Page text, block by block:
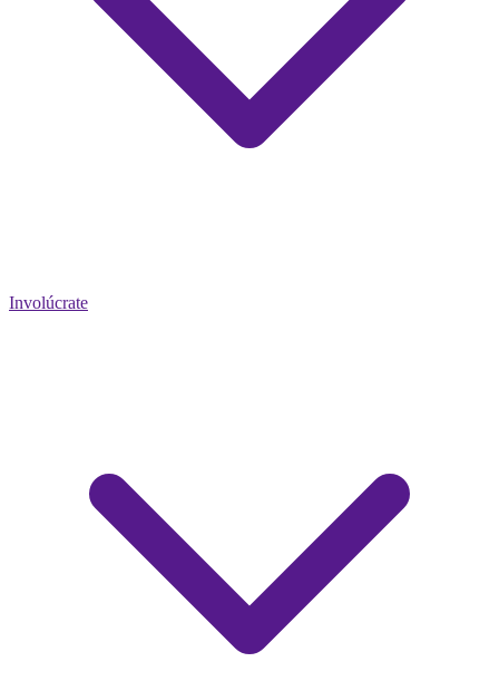
Involúcrate